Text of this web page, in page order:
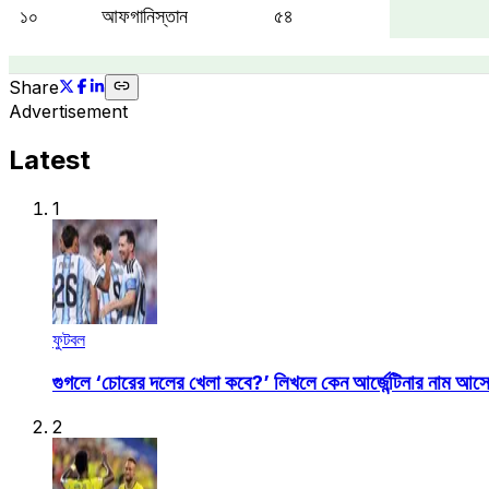
১০ আফগানিস্তান ৫৪
Share
Advertisement
Latest
1
ফুটবল
গুগলে ‘চোরের দলের খেলা কবে?’ লিখলে কেন আর্জেন্টিনার নাম
2